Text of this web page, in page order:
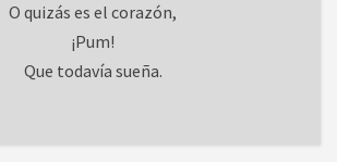
O quizás es el corazón,
¡Pum!
Que todavía sueña.